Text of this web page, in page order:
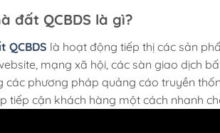
đất QCBDS là gì?
QCBDS là hoạt động tiếp thị các sản
mạng xã hội, các sàn giao dịch
các phương pháp quảng cáo truyền
tiếp cận khách hàng một cách nhanh